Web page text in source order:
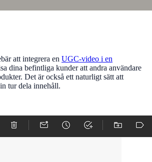
att integrera en UGC-video i en
dina befintliga kunder att andra användare
Det är också ett naturligt sätt att
tur dela innehåll.